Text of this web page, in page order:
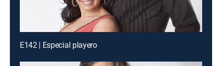
E142 | Especial playero